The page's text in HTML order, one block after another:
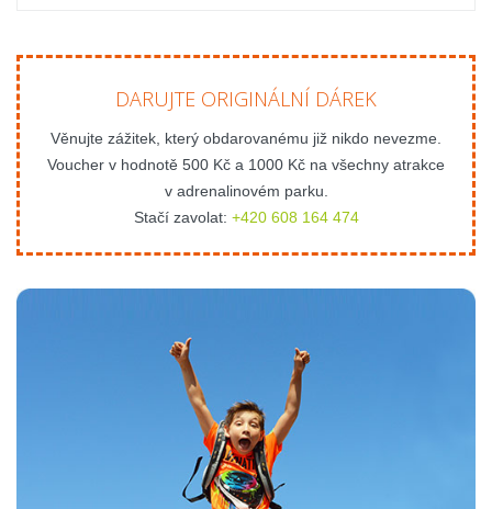
DARUJTE ORIGINÁLNÍ DÁREK
Věnujte zážitek, který obdarovanému již nikdo nevezme.
Voucher v hodnotě 500 Kč a 1000 Kč na všechny atrakce
v adrenalinovém parku.
Stačí zavolat: +420 608 164 474